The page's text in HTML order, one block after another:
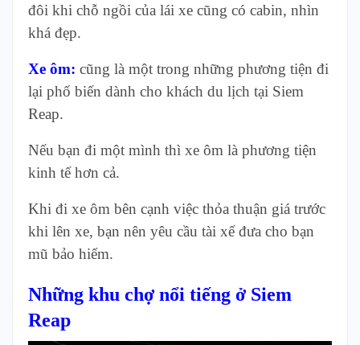
đôi khi chỗ ngồi của lái xe cũng có cabin, nhìn
khá đẹp.
Xe ôm: cũng là một trong những phương tiện đi
lại phố biến dành cho khách du lịch tại Siem
Reap.
Nếu bạn đi một mình thì xe ôm là phương tiện
kinh tế hơn cả.
Khi đi xe ôm bên cạnh việc thỏa thuận giá trước
khi lên xe, bạn nên yêu cầu tài xế đưa cho bạn
mũ bảo hiểm.
Những khu chợ nổi tiếng ở Siem
Reap